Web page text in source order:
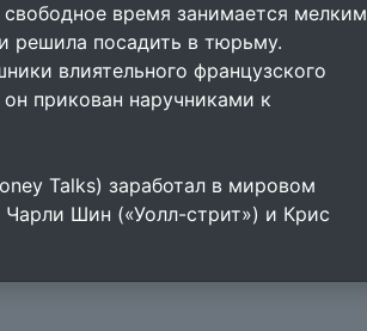
время занимается мелким
решила посадить в тюрьму.
влиятельного французского
прикован наручниками к
Talks) заработал в мировом
Шин («Уолл-стрит») и Крис